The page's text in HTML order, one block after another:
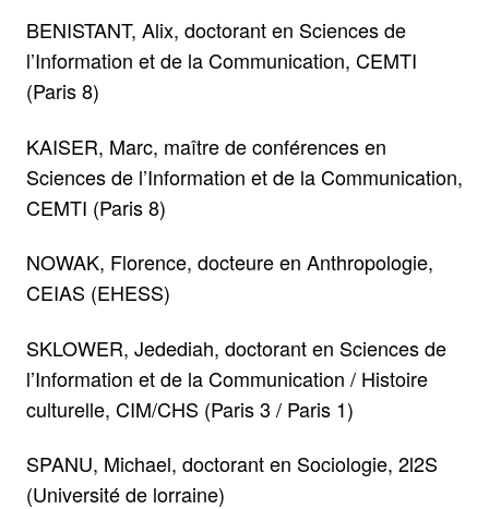
BENISTANT, Alix, doctorant en Sciences de
l’Information et de la Communication, CEMTI
(Paris 8)
KAISER, Marc, maître de conférences en
Sciences de l’Information et de la Communication,
CEMTI (Paris 8)
NOWAK, Florence, docteure en Anthropologie,
CEIAS (EHESS)
SKLOWER, Jedediah, doctorant en Sciences de
l’Information et de la Communication / Histoire
culturelle, CIM/CHS (Paris 3 / Paris 1)
SPANU, Michael, doctorant en Sociologie, 2l2S
(Université de lorraine)